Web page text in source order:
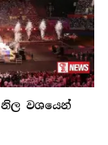
නිල වශයෙන්